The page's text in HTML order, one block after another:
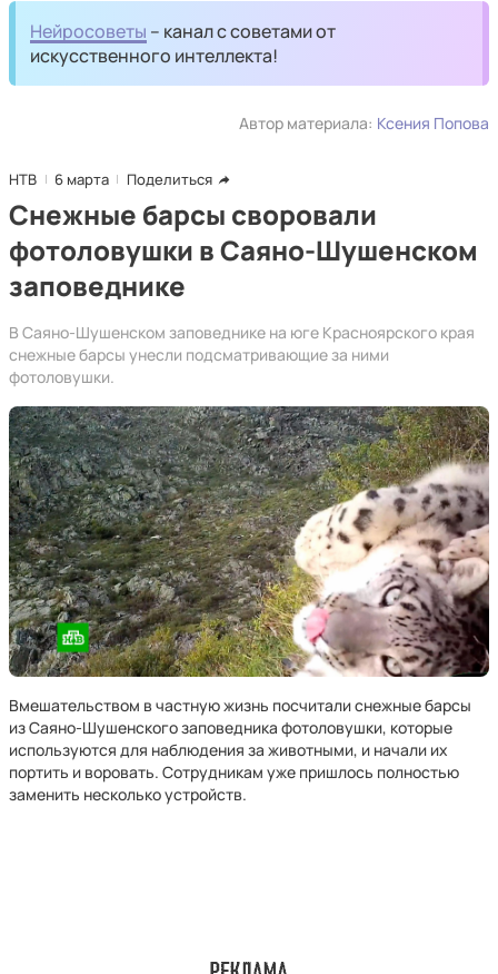
Нейросоветы – канал с советами от
искусственного интеллекта!
Автор материала: Ксения Попова
НТВ 6 марта Поделиться
Снежные барсы своровали
фотоловушки в Саяно-Шушенском
заповеднике
В Саяно-Шушенском заповеднике на юге Красноярского края
снежные барсы унесли подсматривающие за ними
фотоловушки.
Вмешательством в частную жизнь посчитали снежные барсы
из Саяно-Шушенского заповедника фотоловушки, которые
используются для наблюдения за животными, и начали их
портить и воровать. Сотрудникам уже пришлось полностью
заменить несколько устройств.